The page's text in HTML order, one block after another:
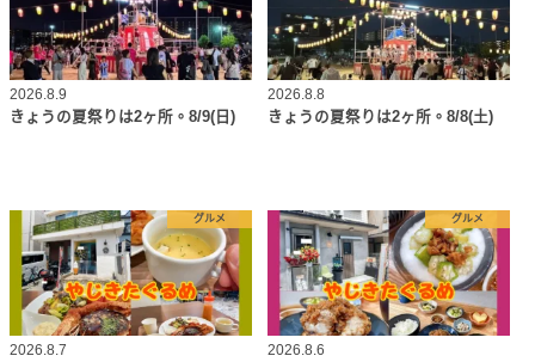
2026.8.9
きょうの夏祭りは2ヶ所。8/9(日)
2026.8.8
きょうの夏祭りは2ヶ所。8/8(土)
グルメ
2026.8.7
グルメ
2026.8.6